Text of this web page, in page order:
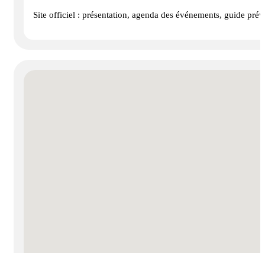
Site officiel : présentation, agenda des événements, guide